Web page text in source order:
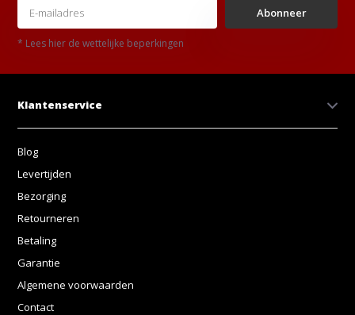
Abonneer
* Lees hier de wettelijke beperkingen
Klantenservice
Blog
Levertijden
Bezorging
Retourneren
Betaling
Garantie
Algemene voorwaarden
Contact